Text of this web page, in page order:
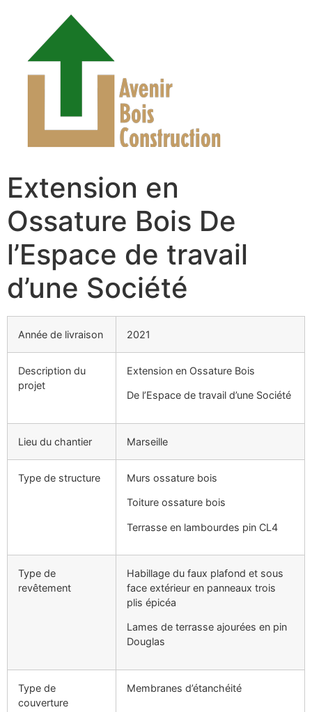
Extension en
Ossature Bois De
l’Espace de travail
d’une Société
Année de livraison 2021
Description du
projet
Extension en Ossature Bois
De l’Espace de travail d’une Société
Lieu du chantier Marseille
Type de structure Murs ossature bois
Toiture ossature bois
Terrasse en lambourdes pin CL4
Type de
revêtement
Habillage du faux plafond et sous
face extérieur en panneaux trois
plis épicéa
Lames de terrasse ajourées en pin
Douglas
Type de
couverture
Membranes d’étanchéité